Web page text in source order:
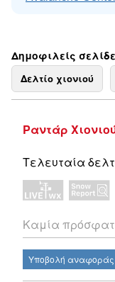
Δημοφιλείς
Δελτίο χιονιού
Ραντάρ
Τελευταία
Καμία
Υποβολή αναφοράς